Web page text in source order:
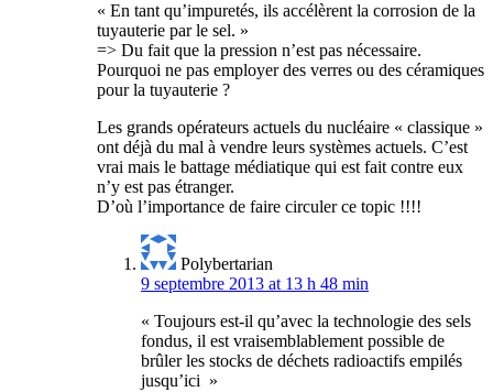
« En tant qu’impuretés, ils accélèrent la corrosion de la
tuyauterie par le sel. »
=> Du fait que la pression n’est pas nécessaire.
Pourquoi ne pas employer des verres ou des céramiques
pour la tuyauterie ?
Les grands opérateurs actuels du nucléaire « classique »
ont déjà du mal à vendre leurs systèmes actuels. C’est
vrai mais le battage médiatique qui est fait contre eux
n’y est pas étranger.
D’où l’importance de faire circuler ce topic !!!!
Polybertarian
9 septembre 2013 at 13 h 48 min
« Toujours est-il qu’avec la technologie des sels
fondus, il est vraisemblablement possible de
brûler les stocks de déchets radioactifs empilés
jusqu’ici »